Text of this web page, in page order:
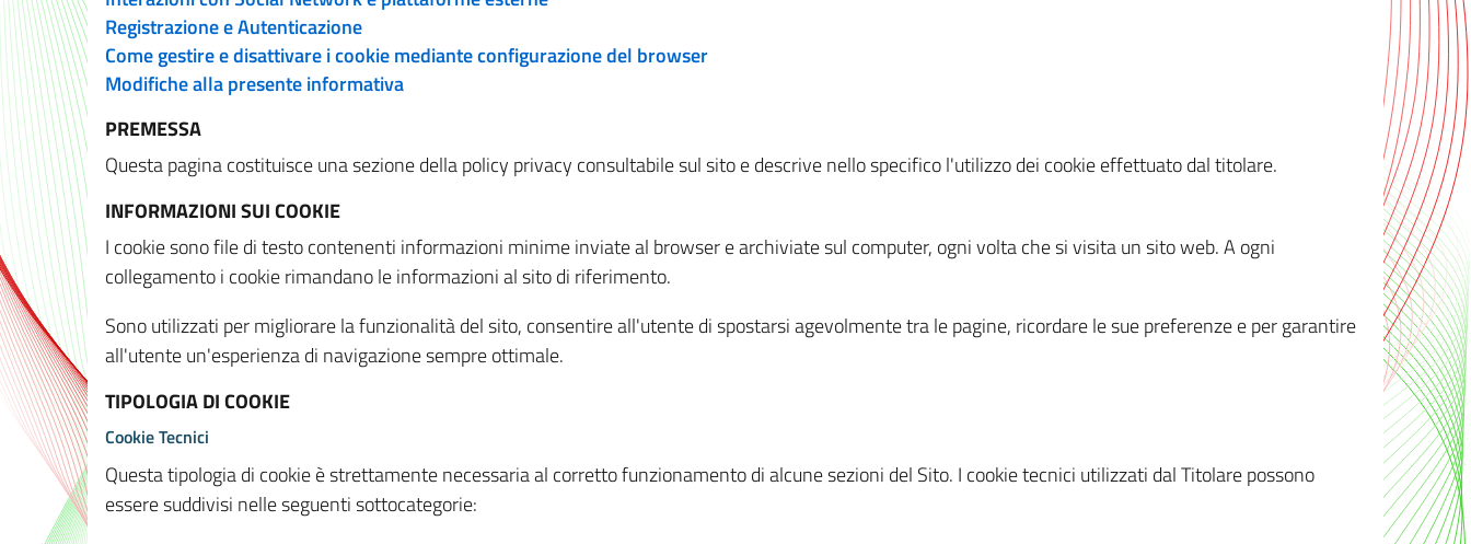
Registrazione e Autenticazione
Come gestire e disattivare i cookie mediante configurazione del browser
Modifiche alla presente informativa
PREMESSA
Questa pagina costituisce una sezione della policy privacy consultabile sul sito e descrive nello specifico l'utilizzo dei cookie effettuato dal titolare.
INFORMAZIONI SUI COOKIE
I cookie sono file di testo contenenti informazioni minime inviate al browser e archiviate sul computer, ogni volta che si visita un sito web. A ogni
collegamento i cookie rimandano le informazioni al sito di riferimento.
Sono utilizzati per migliorare la funzionalità del sito, consentire all'utente di spostarsi agevolmente tra le pagine, ricordare le sue preferenze e per garantire
all'utente un'esperienza di navigazione sempre ottimale.
TIPOLOGIA DI COOKIE
Cookie Tecnici
Questa tipologia di cookie è strettamente necessaria al corretto funzionamento di alcune sezioni del Sito. I cookie tecnici utilizzati dal Titolare possono
essere suddivisi nelle seguenti sottocategorie: